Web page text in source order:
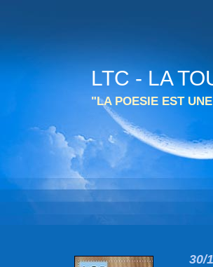
LTC - LA
"LA POESIE EST
30/